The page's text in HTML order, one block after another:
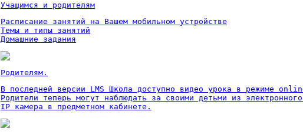
Учащимся и родителям
Расписание занятий на Вашем мобильном устройстве
Темы и типы занятий
Домашние задания
Родителям.
В последней версии LMS Школа доступно видео урока в режиме
Родители теперь могут наблюдать за своими детьми из
IP камера в предметном кабинете.